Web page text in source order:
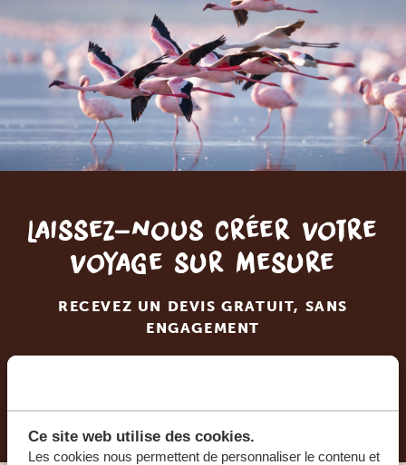
Ce site web utilise des cookies.
Les cookies nous permettent de personnaliser le contenu et
Laissez-nous créer votre
voyage sur mesure
RECEVEZ UN DEVIS GRATUIT, SANS
ENGAGEMENT